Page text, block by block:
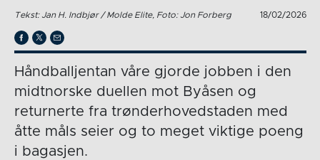
Tekst: Jan H. Indbjør / Molde Elite, Foto: Jon Forberg 18/02/2026
Håndballjentan våre gjorde jobben i den
midtnorske duellen mot Byåsen og
returnerte fra trønderhovedstaden med
åtte måls seier og to meget viktige poeng
i bagasjen.